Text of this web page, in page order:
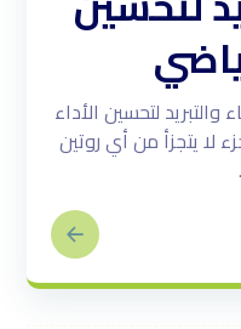
والتبريد لتحسين الأداء
لا يتجزأ من أي روتين